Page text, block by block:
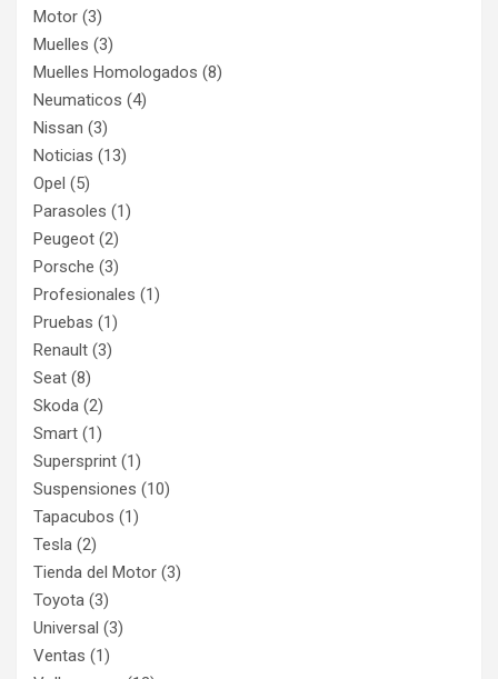
Motor (3)
Muelles (3)
Muelles Homologados (8)
Neumaticos (4)
Nissan (3)
Noticias (13)
Opel (5)
Parasoles (1)
Peugeot (2)
Porsche (3)
Profesionales (1)
Pruebas (1)
Renault (3)
Seat (8)
Skoda (2)
Smart (1)
Supersprint (1)
Suspensiones (10)
Tapacubos (1)
Tesla (2)
Tienda del Motor (3)
Toyota (3)
Universal (3)
Ventas (1)